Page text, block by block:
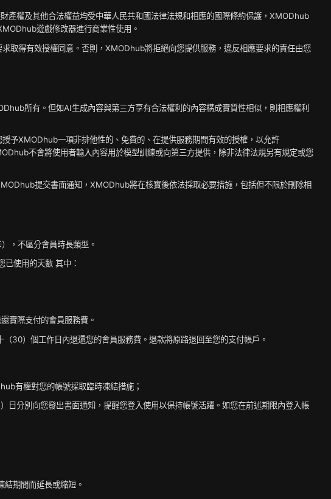
權及其他合法權益均受中華人民共和國法律法規和相應的國際條約保護，XMODhub
遊戲修改器進行商業性使用。
取得有效授權同意。否則，XMODhub將拒絕向您提供服務，違反相應要求的責任由您
所有。但如AI生成內容與第三方享有合法權利的內容構成實質性相似，則相應權利
予XMODhub一項非排他性的、免費的、在提供服務期間有效的授權，以允許
不會將使用者輸入內容用於模型訓練或向第三方提供，除非法律法規另有規定或您
提交書面通知，XMODhub將在核實後依法採取必要措施，包括但不限於刪除相
，不區分會員時長類型。
使用的天數 其中：
實際支付的會員服務費。
30）個工作日內退還您的會員服務費。退款將原路退回至您的支付帳戶。
有權對您的帳號採取臨時凍結措施；
分別向您發出書面通知，提醒您登入使用以保持帳號活躍。如您在前述期限內登入帳
期間而延長或縮短。